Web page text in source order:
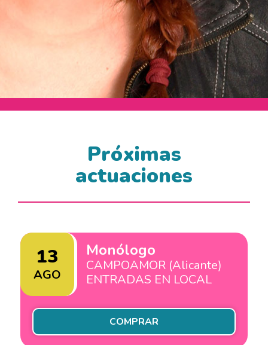
Próximas
actuaciones
13
AGO
Monólogo
CAMPOAMOR (Alicante)
ENTRADAS EN LOCAL
COMPRAR